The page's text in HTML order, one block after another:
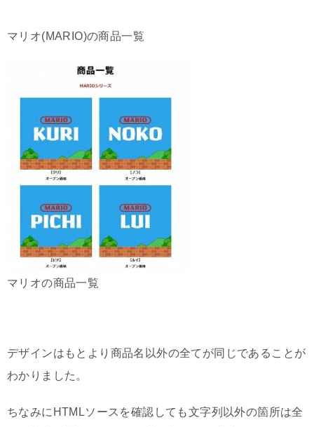
マリオ(MARIO)の商品一覧
マリオの商品一覧
デザインはもとより商品名以外の全てが同じであることが
わかりました。
ちなみにHTMLソースを確認しても文字列以外の箇所は全